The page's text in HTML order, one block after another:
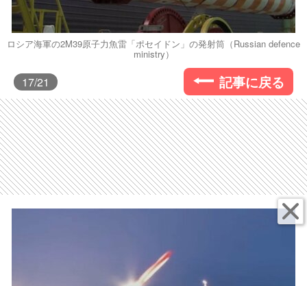
ロシア海軍の2M39原子力魚雷「ポセイドン」の発射筒（Russian defence
ministry）
17/21 記事に戻る